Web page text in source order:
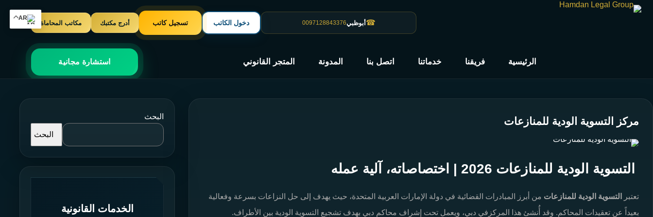
☎أبوظبي0097128843376 دخول الكاتب تسجيل كاتب أدرج مكتبك مكاتب المحاماة
الرئيسية فريقنا خدماتنا اتصل بنا المدونة المتجر القانوني استشارة مجانية
مركز التسوية الودية للمنازعات
التسوية الودية للمنازعات 2026 | اختصاصاته، آلية عمله
تعتبر التسوية الودية للمنازعات من أبرز المبادرات القضائية في دولة الإمارات العربية المتحدة، حيث يهدف إلى حل النزاعات بسرعة وفعالية
بعيداً عن تعقيدات المحاكم. وقد أُنشئ هذا المركزفي دبي، ويعمل تحت إشراف محاكم دبي بهدف تشجيع التسوية الودية بين الأطراف.
البحث
البحث
الخدمات القانونية
AR